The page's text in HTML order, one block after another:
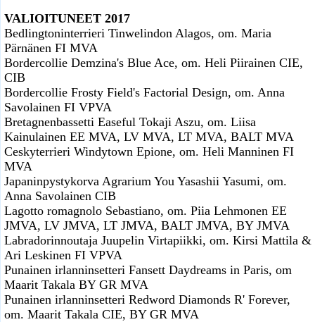
VALIOITUNEET 2017
Bedlingtoninterrieri Tinwelindon Alagos, om. Maria
Pärnänen FI MVA
Bordercollie Demzina's Blue Ace, om. Heli Piirainen CIE,
CIB
Bordercollie Frosty Field's Factorial Design, om. Anna
Savolainen FI VPVA
Bretagnenbassetti Easeful Tokaji Aszu, om. Liisa
Kainulainen EE MVA, LV MVA, LT MVA, BALT MVA
Ceskyterrieri Windytown Epione, om. Heli Manninen FI
MVA
Japaninpystykorva Agrarium You Yasashii Yasumi, om.
Anna Savolainen CIB
Lagotto romagnolo Sebastiano, om. Piia Lehmonen EE
JMVA, LV JMVA, LT JMVA, BALT JMVA, BY JMVA
Labradorinnoutaja Juupelin Virtapiikki, om. Kirsi Mattila &
Ari Leskinen FI VPVA
Punainen irlanninsetteri Fansett Daydreams in Paris, om
Maarit Takala BY GR MVA
Punainen irlanninsetteri Redword Diamonds R' Forever,
om. Maarit Takala CIE, BY GR MVA